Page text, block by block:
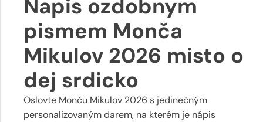
Napis ozdobnym
pismem Monča
Mikulov 2026 misto o
dej srdicko
Oslovte Monču Mikulov 2026 s jedinečným
personalizovaným darem, na kterém je nápis